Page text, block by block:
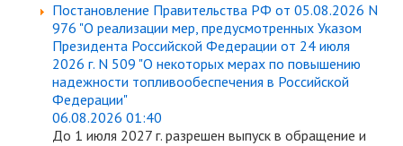
Постановление Правительства РФ от 05.08.2026 N
976 "О реализации мер, предусмотренных Указом
Президента Российской Федерации от 24 июля
2026 г. N 509 "О некоторых мерах по повышению
надежности топливообеспечения в Российской
Федерации"
06.08.2026 01:40
До 1 июля 2027 г. разрешен выпуск в обращение и